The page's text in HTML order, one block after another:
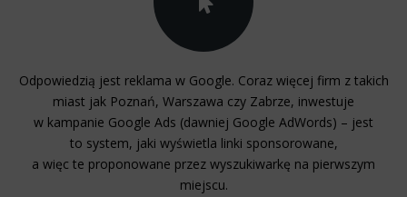
Odpowiedzią jest reklama w Google. Coraz więcej firm z takich
miast jak Poznań, Warszawa czy Zabrze, inwestuje
w kampanie Google Ads (dawniej Google AdWords) – jest
to system, jaki wyświetla linki sponsorowane,
a więc te proponowane przez wyszukiwarkę na pierwszym
miejscu.